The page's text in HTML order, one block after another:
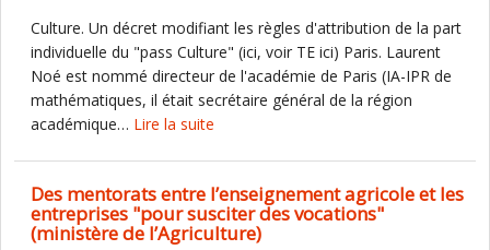
Culture. Un décret modifiant les règles d'attribution de la part
individuelle du "pass Culture" (ici, voir TE ici) Paris. Laurent
Noé est nommé directeur de l'académie de Paris (IA-IPR de
mathématiques, il était secrétaire général de la région
académique… Lire la suite
Des mentorats entre l’enseignement agricole et les
entreprises "pour susciter des vocations"
(ministère de l’Agriculture)